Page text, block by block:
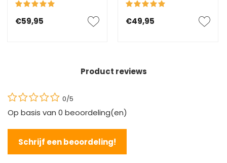
€59,95 €49,95
Product reviews
0/5
Op basis van 0 beoordeling(en)
Schrijf een beoordeling!